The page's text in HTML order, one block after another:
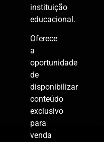
instituição
educacional.
Oferece
a
oportunidade
de
disponibilizar
conteúdo
exclusivo
para
venda